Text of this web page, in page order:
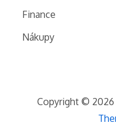
Finance
Nákupy
Copyright © 2026